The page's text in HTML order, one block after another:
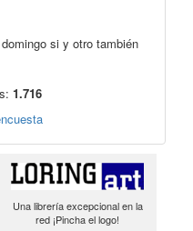
si y otro también
1.716
Una librería excepcional en la
red ¡Pincha el logo!